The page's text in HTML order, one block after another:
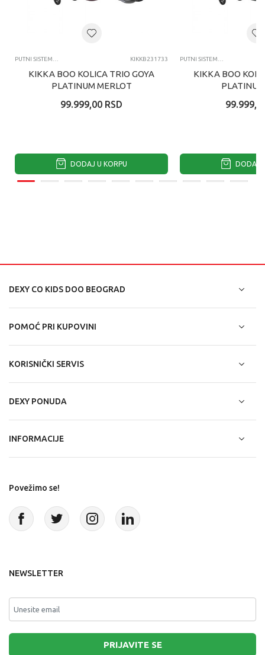
PUTNI SISTEMI DUO I TRIO MODELI KOLICA KIKKB231733
KIKKA BOO KOLICA TRIO GOYA
PLATINUM MERLOT
99.999,00 RSD
DODAJ U KORPU
PUTNI SISTEMI DUO I TRIO MODELI KOLICA
KIKKA BOO
DODAJ
DEXY CO KIDS DOO BEOGRAD
POMOĆ PRI KUPOVINI
KORISNIČKI SERVIS
DEXY PONUDA
INFORMACIJE
Povežimo se!
NEWSLETTER
PRIJAVITE SE